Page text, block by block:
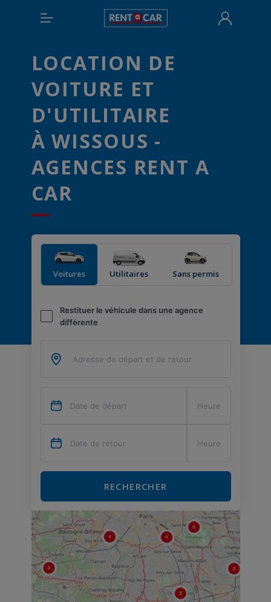
LOCATION DE
VOITURE ET
D'UTILITAIRE
À WISSOUS -
AGENCES RENT A
CAR
Voitures Utilitaires Sans permis
Restituer le véhicule dans une agence
différente
RECHERCHER